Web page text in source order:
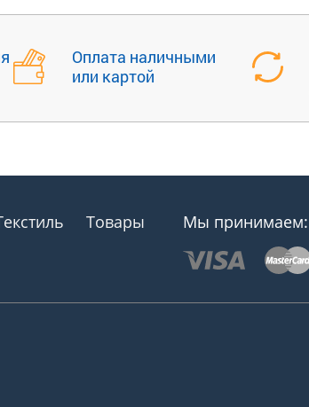
Оплата наличными
или картой
Товары
Мы принимаем: